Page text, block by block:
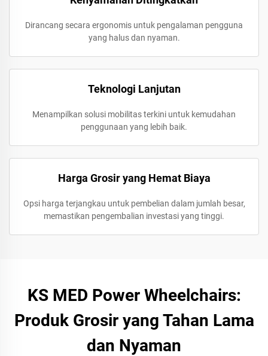
Dirancang secara ergonomis untuk pengalaman pengguna
yang halus dan nyaman.
Teknologi Lanjutan
Menampilkan solusi mobilitas terkini untuk kemudahan
penggunaan yang lebih baik.
Harga Grosir yang Hemat Biaya
Opsi harga terjangkau untuk pembelian dalam jumlah besar,
memastikan pengembalian investasi yang tinggi.
KS MED Power Wheelchairs:
Produk Grosir yang Tahan Lama
dan Nyaman